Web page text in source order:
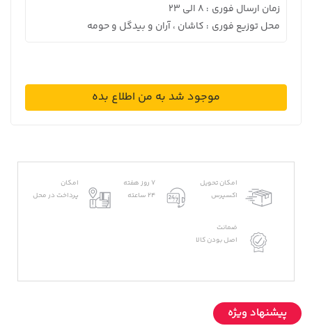
زمان ارسال فوری : 8 الی 23
محل توزیع فوری : کاشان ، آران و بیدگل و حومه
موجود شد به من اطلاع بده
امکان تحویل
اکسپرس
7 روز هفته
24 ساعته
امکان
پرداخت در محل
ضمانت
اصل بودن کالا
پیشنهاد ویژه